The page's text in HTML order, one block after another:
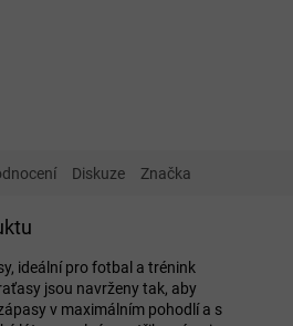
Diskuze Značka
ideální pro fotbal a trénink
jsou navrženy tak, aby
v maximálním pohodlí a s